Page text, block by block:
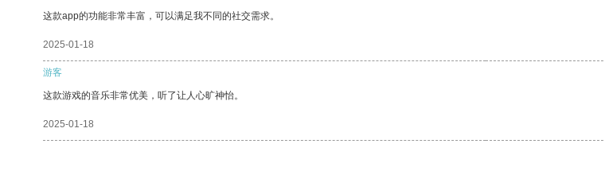
这款app的功能非常丰富，可以满足我不同的社交需求。
2025-01-18
游客
这款游戏的音乐非常优美，听了让人心旷神怡。
2025-01-18